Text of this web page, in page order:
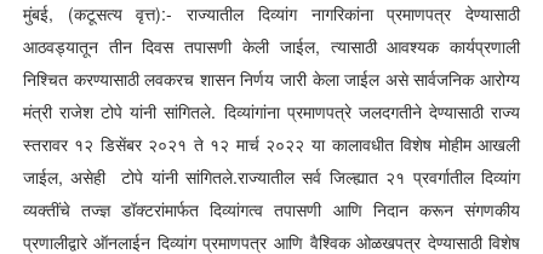
मुंबई, (कटूसत्य वृत्त):- राज्यातील दिव्यांग नागरिकांना प्रमाणपत्र देण्यासाठी
आठवड्यातून तीन दिवस तपासणी केली जाईल, त्यासाठी आवश्यक कार्यप्रणाली
निश्चित करण्यासाठी लवकरच शासन निर्णय जारी केला जाईल असे सार्वजनिक आरोग्य
मंत्री राजेश टोपे यांनी सांगितले. दिव्यांगांना प्रमाणपत्रे जलदगतीने देण्यासाठी राज्य
स्तरावर १२ डिसेंबर २०२१ ते १२ मार्च २०२२ या कालावधीत विशेष मोहीम आखली
जाईल, असेही टोपे यांनी सांगितले.राज्यातील सर्व जिल्ह्यात २१ प्रवर्गातील दिव्यांग
व्यक्तींचे तज्ज्ञ डॉक्टरांमार्फत दिव्यांगत्व तपासणी आणि निदान करून संगणकीय
प्रणालीद्वारे ऑनलाईन दिव्यांग प्रमाणपत्र आणि वैश्विक ओळखपत्र देण्यासाठी विशेष